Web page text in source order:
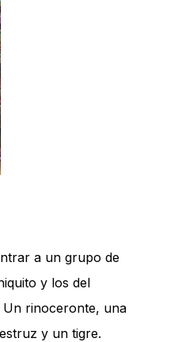
a un grupo de
y los del
Un rinoceronte, una
y un tigre.